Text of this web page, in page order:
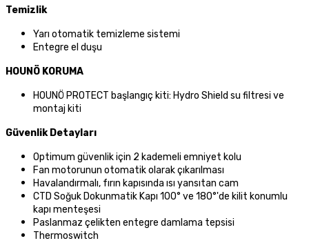
Temizlik
Yarı otomatik temizleme sistemi
Entegre el duşu
HOUNÖ KORUMA
HOUNÖ PROTECT başlangıç kiti: Hydro Shield su filtresi ve
montaj kiti
Güvenlik Detayları
Optimum güvenlik için 2 kademeli emniyet kolu
Fan motorunun otomatik olarak çıkarılması
Havalandırmalı, fırın kapısında ısı yansıtan cam
CTD Soğuk Dokunmatik Kapı 100° ve 180°'de kilit konumlu
kapı menteşesi
Paslanmaz çelikten entegre damlama tepsisi
Thermoswitch